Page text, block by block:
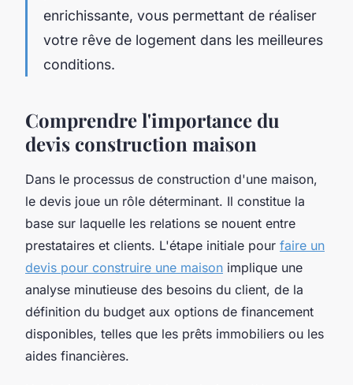
enrichissante, vous permettant de réaliser
votre rêve de logement dans les meilleures
conditions.
Comprendre l'importance du
devis construction maison
Dans le processus de construction d'une maison,
le devis joue un rôle déterminant. Il constitue la
base sur laquelle les relations se nouent entre
prestataires et clients. L'étape initiale pour faire un
devis pour construire une maison implique une
analyse minutieuse des besoins du client, de la
définition du budget aux options de financement
disponibles, telles que les prêts immobiliers ou les
aides financières.